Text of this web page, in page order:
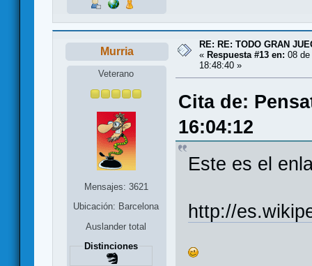
Murria
Veterano
Mensajes: 3621
Ubicación: Barcelona
Auslander total
Distinciones
RE: RE: TODO GRAN
« Respuesta #13 en: 08 de
18:48:40 »
Cita de:
16:04:12
Este es el
http://